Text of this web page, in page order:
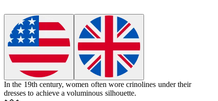
In the 19th century, women often worecrinolines under their
dresses to achieve a voluminous silhouette.